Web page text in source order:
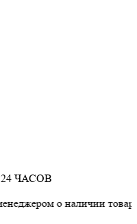
ЧАСОВ
о наличии товара.